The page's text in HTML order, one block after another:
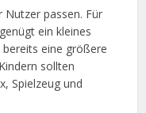
Nutzer passen. Für
ein kleines
eine größere
sollten
Spielzeug und